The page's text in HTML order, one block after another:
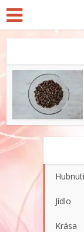
Hubnutí
Jídlo
Krása